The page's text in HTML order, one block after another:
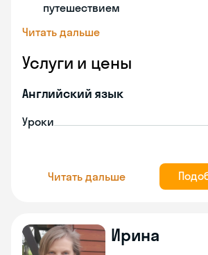
путешествием
Читать дальше
Услуги и цены
Английский язык
Уроки
Читать дальше
Ирина